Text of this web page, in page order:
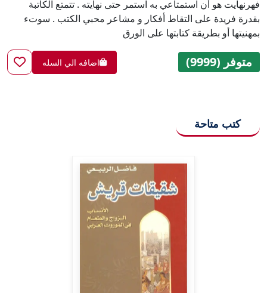
فهرنهايت هو أن استمتاعي به استمر حتى نهايته . تتمتع الكاتبة
بقدرة فريدة على التقاط أفكار و مشاعر محبي الكتب . سوتء
بمهنيتها أو بطريقة كتابتها على الورق
متوفر (9999) اضافه الي السله
كتب متاحة